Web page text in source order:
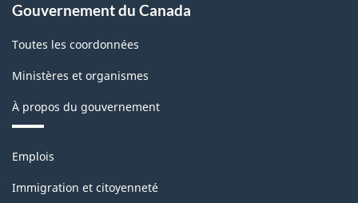
Gouvernement du Canada
Toutes les coordonnées
Ministères et organismes
À propos du gouvernement
Thèmes
sujets
Emplois
Immigration et citoyenneté